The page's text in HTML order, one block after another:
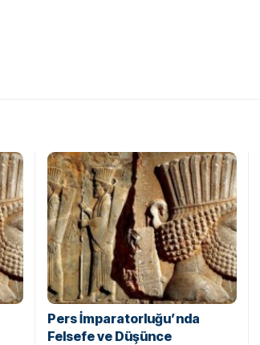
Pers İmparatorluğu’nda
Felsefe ve Düşünce